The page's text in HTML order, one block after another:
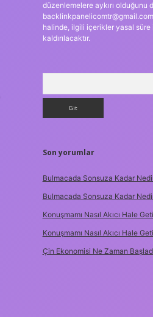
düzenlemelere aykırı olduğunu
backlinkpanelicomtr@gmail.com
halinde, ilgili içerikler yasal
kaldırılacaktır.
Son yorumlar
Bulmacada Sonsuza Kadar
Bulmacada Sonsuza Kadar
Konuşmamı Nasıl Akıcı Hale
Konuşmamı Nasıl Akıcı Hale
Çin Ekonomisi Ne Zaman